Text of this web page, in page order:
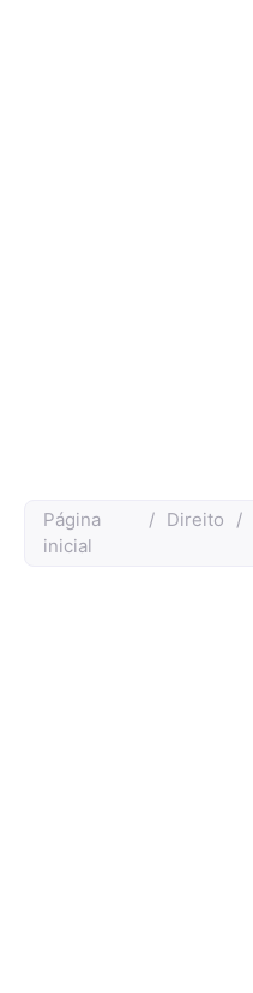
Página
inicial
/ Direito /